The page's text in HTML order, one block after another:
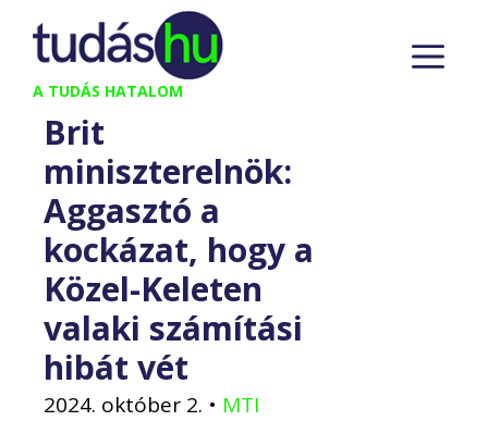
Kilépés
tartalomba
A TUDÁS HATALOM
Brit
miniszterelnök:
Aggasztó a
kockázat, hogy a
Közel-Keleten
valaki számítási
hibát vét
2024. október 2. • MTI